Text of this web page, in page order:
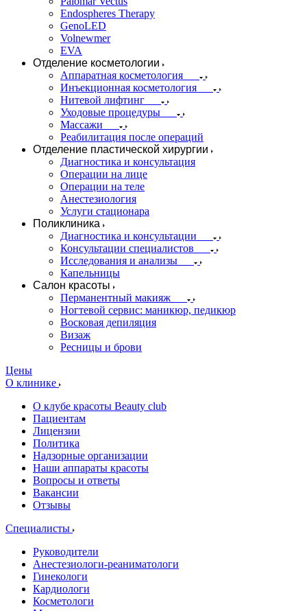
Endospheres Therapy
GenoLED
Volnewmer
EVA
Отделение косметологии
Аппаратная косметология
Инъекционная косметология
Нитевой лифтинг
Уходовые процедуры
Массажи
Реабилитация после операций
Отделение пластической хирургии
Диагностика и консультация
Операции на лице
Операции на теле
Анестезиология
Услуги стационара
Поликлиника
Диагностика и консультации
Консультации специалистов
Исследования и анализы
Капельницы
Салон красоты
Перманентный макияж
Ногтевой сервис: маникюр, педикюр
Восковая депиляция
Визаж
Ресницы и брови
Цены
О клинике
О клубе красоты Beauty club
Пациентам
Лицензии
Политика
Надзорные организации
Наши аппараты красоты
Вопросы и ответы
Вакансии
Отзывы
Специалисты
Руководители
Анестезиологи-реаниматологи
Гинекологи
Кардиологи
Косметологи